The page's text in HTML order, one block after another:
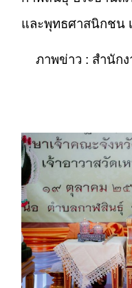
และพุทธศาสนิกชน
ภาพข่าว : สำนัก